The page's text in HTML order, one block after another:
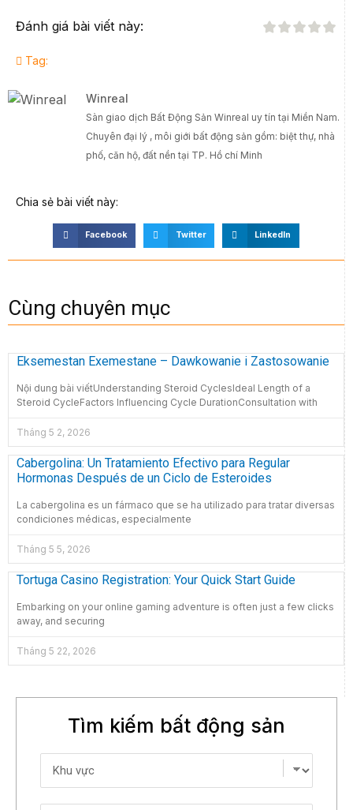
Đánh giá bài viết này:
Tag:
Winreal
Sàn giao dịch Bất Động Sản Winreal uy tín tại Miền Nam.
Chuyên đại lý , môi giới bất động sản gồm: biệt thự, nhà
phố, căn hộ, đất nền tại TP. Hồ chí Minh
Chia sẻ bài viết này:
Facebook Twitter LinkedIn
Cùng chuyên mục
Eksemestan Exemestane – Dawkowanie i Zastosowanie
Nội dung bài viếtUnderstanding Steroid CyclesIdeal Length of a
Steroid CycleFactors Influencing Cycle DurationConsultation with
Tháng 5 2, 2026
Cabergolina: Un Tratamiento Efectivo para Regular
Hormonas Después de un Ciclo de Esteroides
La cabergolina es un fármaco que se ha utilizado para tratar diversas
condiciones médicas, especialmente
Tháng 5 5, 2026
Tortuga Casino Registration: Your Quick Start Guide
Embarking on your online gaming adventure is often just a few clicks
away, and securing
Tháng 5 22, 2026
Tìm kiếm bất động sản